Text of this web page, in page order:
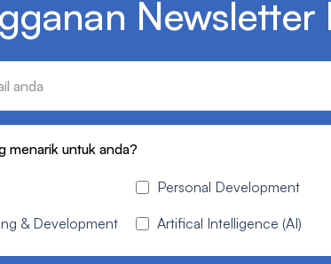
Newsletter
menarik untuk anda?
Personal Development
& Development Artifical Intelligence (AI)